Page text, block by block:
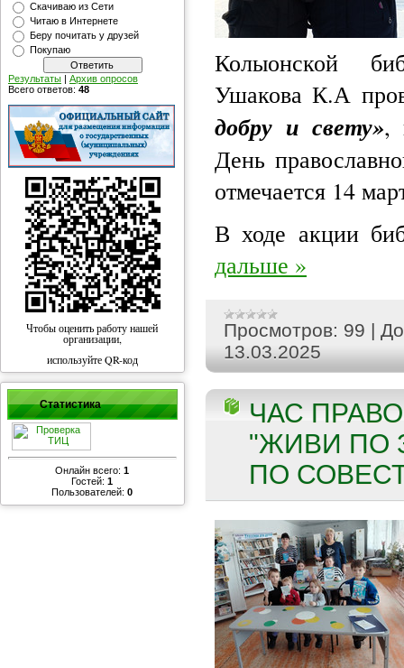
Скачиваю из Сети
Читаю в Интернете
Беру почитать у друзей
Покупаю
Результаты | Архив опросов
Всего ответов: 48
Чтобы оценить работу нашей
организации,
используйте QR-код
Статистика
Онлайн всего:1
Гостей:1
Пользователей:0
Колыонской
Ушакова К.А
добру и свету»,
День
отмечается 14
В ходе акции
дальше »
Просмотров: 99 |
13.03.2025
ЧАС
"ЖИВИ ПО
ПО